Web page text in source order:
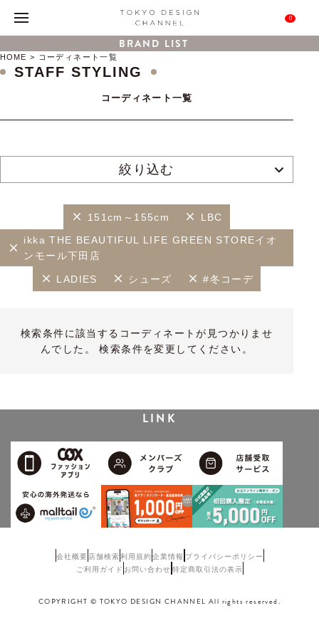
0
BRAND LIST
HOME コーディネート一覧
STAFF STYLING
コーディネート一覧
絞り込む
151cm～155cm LBC
ikka THE BEAUTIFUL LIFE GREEN STOREイオ
ンモール下田店
LADIES シューズ #冬コーデ
検索条件に該当するコーディネートが見つかりませ
んでした。 検索条件を変更してください。
LINK
会社概要 店舗検索利用規約企業情報 プライバシーポリシー
ご利用ガイド お問い合わせ 特定商取引法の表示
COPYRIGHT © TOKYO DESIGN CHANNEL All rights reserved.